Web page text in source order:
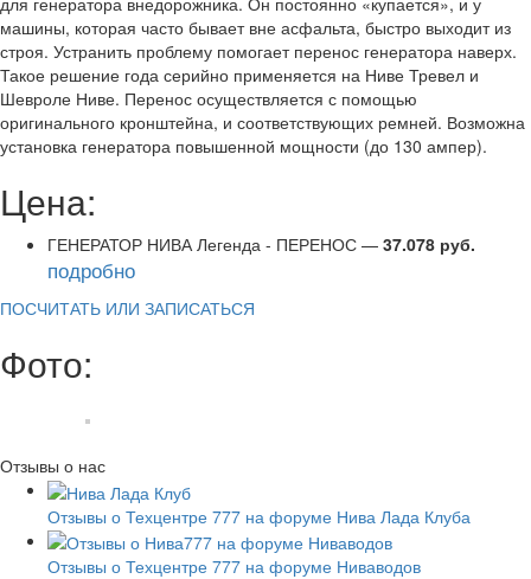
машины, которая часто бывает вне асфальта, быстро выходит из
строя. Устранить проблему помогает перенос генератора наверх.
Такое решение года серийно применяется на Ниве Тревел и
Шевроле Ниве. Перенос осуществляется с помощью
оригинального кронштейна, и соответствующих ремней. Возможна
установка генератора повышенной мощности (до 130 ампер).
Цена:
ГЕНЕРАТОР НИВА Легенда - ПЕРЕНОС — 37.078 руб.
подробно
ПОСЧИТАТЬ ИЛИ ЗАПИСАТЬСЯ
Фото:
Отзывы о нас
Отзывы о Техцентре 777 на форуме Нива Лада Клуба
Отзывы о Техцентре 777 на форуме Ниваводов